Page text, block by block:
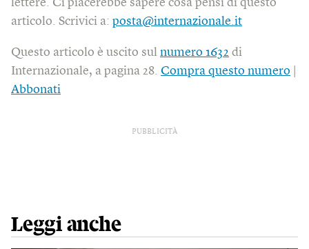
lettere. Ci piacerebbe sapere cosa pensi di questo
articolo. Scrivici a: posta@internazionale.it
Questo articolo è uscito sul numero 1632 di
Internazionale, a pagina 28. Compra questo numero
Abbonati
PUBBLICITÀ
Leggi anche